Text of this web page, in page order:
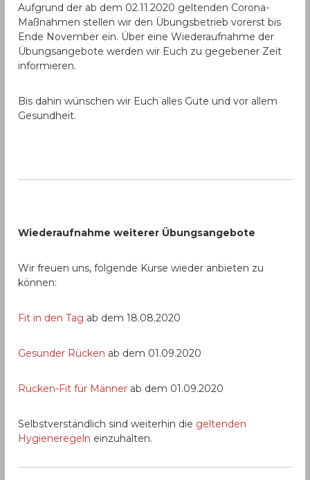
Aufgrund der ab dem 02.11.2020 geltenden Corona-
Maßnahmen stellen wir den Übungsbetrieb vorerst bis
Ende November ein. Über eine Wiederaufnahme der
Übungsangebote werden wir Euch zu gegebener Zeit
informieren.
Bis dahin wünschen wir Euch alles Gute und vor allem
Gesundheit.
Wiederaufnahme weiterer Übungsangebote
Wir freuen uns, folgende Kurse wieder anbieten zu
können:
Fit in den Tag ab dem 18.08.2020
Gesunder Rücken ab dem 01.09.2020
Rücken-Fit für Männer ab dem 01.09.2020
Selbstverständlich sind weiterhin die geltenden
Hygieneregeln einzuhalten.